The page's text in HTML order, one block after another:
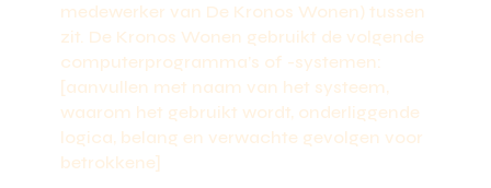
medewerker van De Kronos Wonen) tussen
zit. De Kronos Wonen gebruikt de volgende
computerprogramma’s of -systemen:
[aanvullen met naam van het systeem,
waarom het gebruikt wordt, onderliggende
logica, belang en verwachte gevolgen voor
betrokkene]